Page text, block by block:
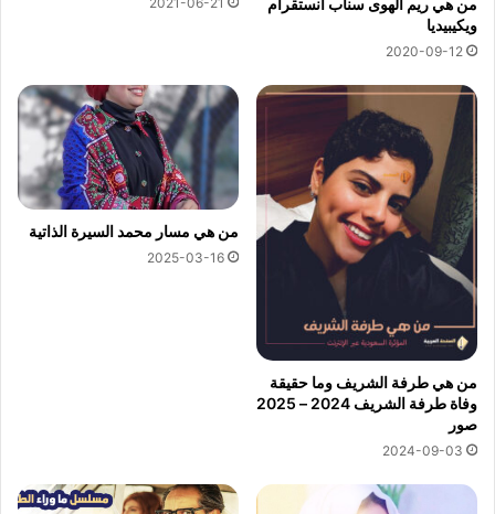
من هي ريم الهوى سناب انستقرام
ويكيبيديا
2020-09-12
من هي طرفة الشريف وما حقيقة
وفاة طرفة الشريف 2024 – 2025
صور
2024-09-03
من هي مسار محمد السيرة الذاتية
2025-03-16